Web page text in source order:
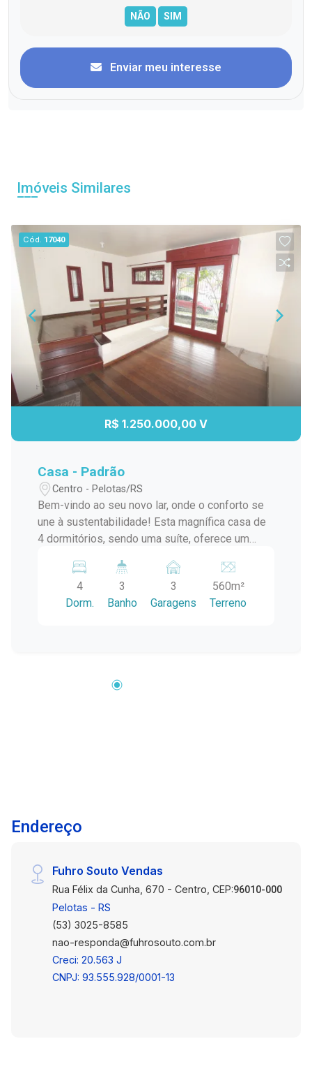
Enviar meu interesse
Imóveis Similares
Cód. 17040
R$ 1.250.000,00 V
Casa - Padrão
Centro - Pelotas/RS
Bem-vindo ao seu novo lar, onde o conforto se
une à sustentabilidade! Esta magnífica casa de
4 dormitórios, sendo uma suíte, oferece um
para quem busca harmonia entre o ambiente
urbano e a natureza. Quartos amplos e arejados,
proporcionando conforto e privacidade. Energia
reduzir a dependência do abastecimento
da serenidade. Esta casa oferece não apenas
um lar, mas uma experiência de vida única.
viver de maneira sustentável sem abrir mão do
conforto e da modernidade.
4
Dorm.
3
Banho
3
Garagens
560m²
Terreno
Endereço
Fuhro Souto Vendas
Rua Félix da Cunha, 670 - Centro, CEP:96010-000
Pelotas - RS
(53) 3025-8585
nao-responda@fuhrosouto.com.br
Creci: 20.563 J
CNPJ: 93.555.928/0001-13